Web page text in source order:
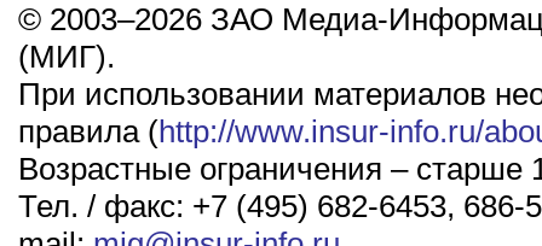
© 2003–2026 ЗАО Медиа-
(МИГ).
При использовании материалов
правила (http://www.insur-info.ru/
Возрастные ограничения – старше
Тел. / факс: +7 (495) 682-6453, 686-